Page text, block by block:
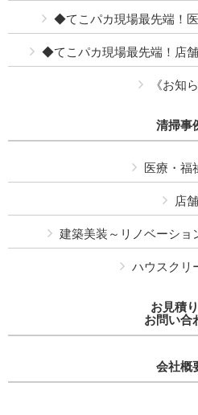
◆てこパカ現場最先端！
◆てこパカ現場最先端！店
《お知
清掃事
医療・福
店舗
建築美装～リノベーショ
ハウスクリ
お見積り
お問い合
会社概